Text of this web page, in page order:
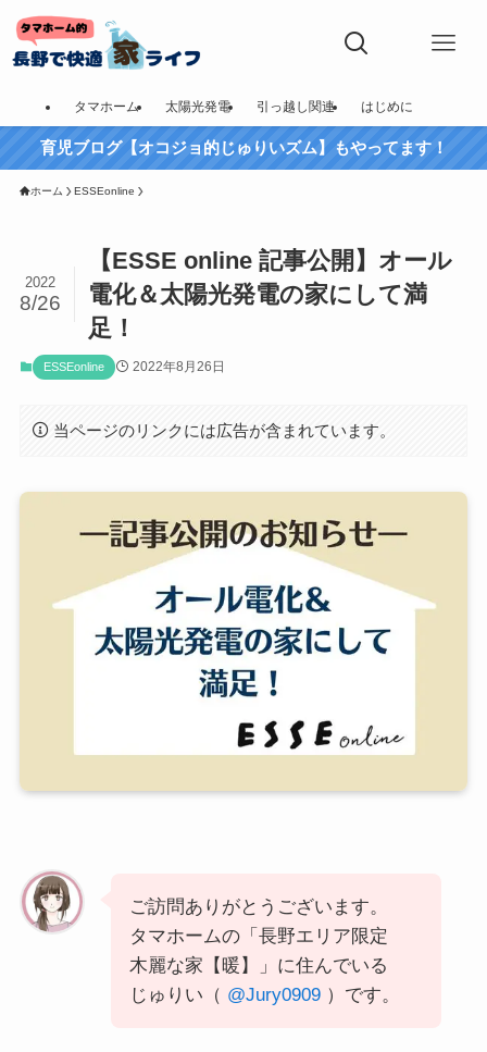
タマホーム 太陽光発電 引っ越し関連 はじめに
育児ブログ【オコジョ的じゅりいズム】もやってます！
ホーム ESSEonline
【ESSE online 記事公開】オール
電化＆太陽光発電の家にして満
足！
2022
8/26
ESSEonline 2022年8月26日
当ページのリンクには広告が含まれています。
ご訪問ありがとうございます。
タマホームの「長野エリア限定
木麗な家【暖】」に住んでいる
じゅりい（ @Jury0909）です。